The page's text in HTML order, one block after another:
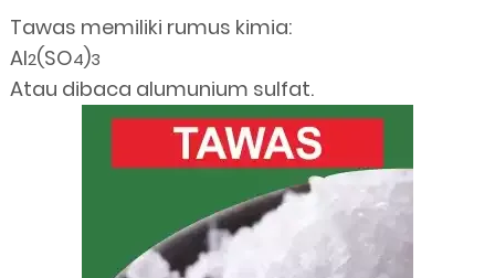
Tawas memiliki rumus kimia:
Al2(SO4)3
Atau dibaca alumunium sulfat.